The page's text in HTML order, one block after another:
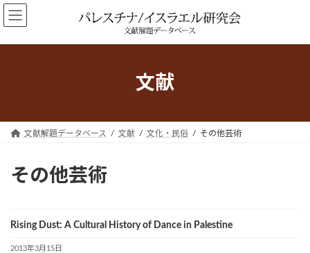
コ
ン
ッ
ナ
ビ
移
文献
文献解題データベース 文献 文化・民俗 その他芸術
その他芸術
Rising Dust: A Cultural History of Dance in Palestine
2013年3月15日